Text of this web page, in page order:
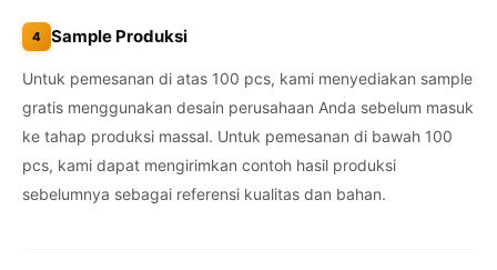
4 Sample Produksi
Untuk pemesanan di atas 100 pcs, kami menyediakan sample
gratis menggunakan desain perusahaan Anda sebelum masuk
ke tahap produksi massal. Untuk pemesanan di bawah 100
pcs, kami dapat mengirimkan contoh hasil produksi
sebelumnya sebagai referensi kualitas dan bahan.